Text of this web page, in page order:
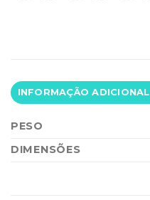
INFORMAÇÃO ADICIONAL
PESO
DIMENSÕES